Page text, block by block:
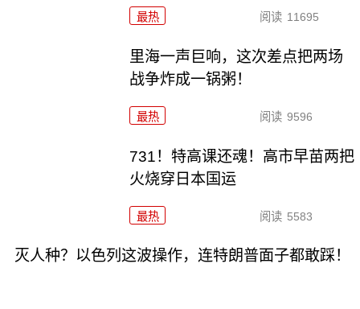
最热 阅读 11695
里海一声巨响，这次差点把两场
战争炸成一锅粥！
最热 阅读 9596
731！特高课还魂！高市早苗两把
火烧穿日本国运
最热 阅读 5583
灭人种？以色列这波操作，连特朗普面子都敢踩！